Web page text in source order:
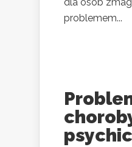
problemem...